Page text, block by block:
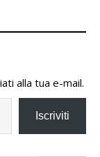
alla tua e-mail.
Iscriviti